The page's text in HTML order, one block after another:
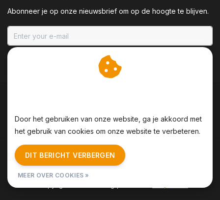
Abonneer je op onze nieuwsbrief om op de hoogte te blijven.
Algemene voorwaarden | Disclaimer
Sitemap
| RSS Feed
Door het gebruiken van onze website, ga je akkoord met
het gebruik van cookies om onze website te verbeteren.
DIT BERICHT VERBERGEN
MEER OVER COOKIES »